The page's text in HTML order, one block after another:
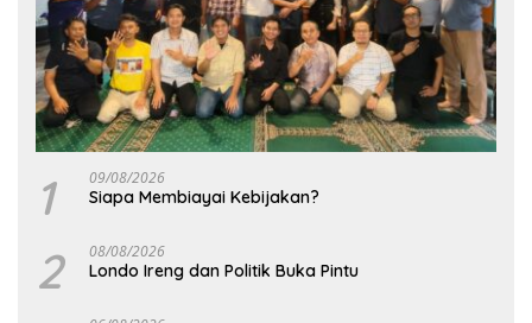
1 09/08/2026
Siapa Membiayai Kebijakan?
2 08/08/2026
Londo Ireng dan Politik Buka Pintu